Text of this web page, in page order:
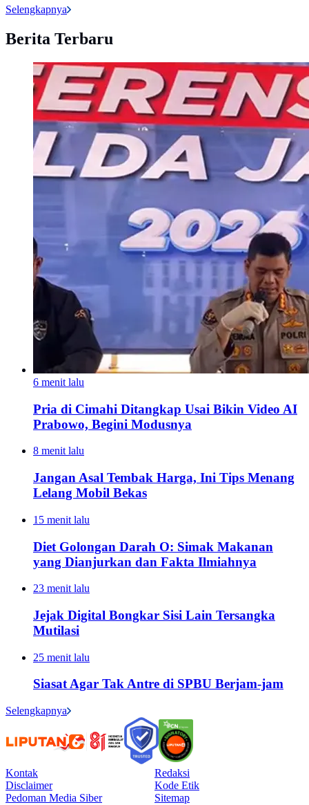
Selengkapnya
Berita Terbaru
6 menit lalu
Pria di Cimahi Ditangkap Usai Bikin Video AI
Prabowo, Begini Modusnya
8 menit lalu
Jangan Asal Tembak Harga, Ini Tips Menang
Lelang Mobil Bekas
15 menit lalu
Diet Golongan Darah O: Simak Makanan
yang Dianjurkan dan Fakta Ilmiahnya
23 menit lalu
Jejak Digital Bongkar Sisi Lain Tersangka
Mutilasi
25 menit lalu
Siasat Agar Tak Antre di SPBU Berjam-jam
Selengkapnya
Kontak
Redaksi
Disclaimer
Kode Etik
Pedoman Media Siber
Sitemap